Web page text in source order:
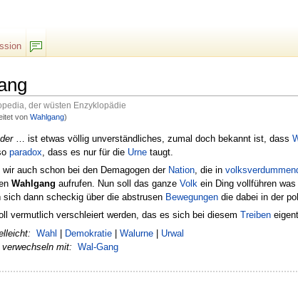
der wüsten Enzyklopädie
von Wahlgang)
der… ist etwas völlig unverständliches, zumal doch bekannt ist, dass
paradox , dass es nur für die Urne taugt.
wir auch schon bei den Demagogen der Nation , die in
Wahlgang aufrufen. Nun soll das ganze Volk ein Ding vollführen
sich dann scheckig über die abstrusen Bewegungen die dabei in der
vermutlich verschleiert werden, das es sich bei diesem Treiben
Wahl Demokratie Walurne
Urwal
mit:
Wal-Gang